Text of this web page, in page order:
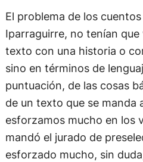
El problema de los
Iparraguirre, no tenían
texto con una historia o
sino en términos de
puntuación, de las cosas
de un texto que se manda
esforzamos mucho en los
mandó el jurado de
esforzado mucho, sin